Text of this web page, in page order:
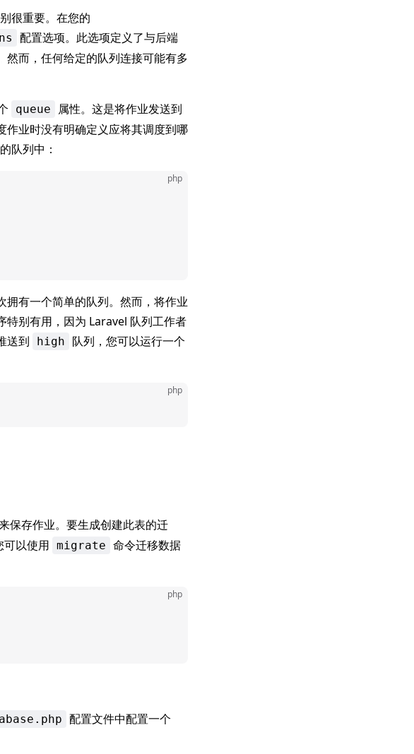
很重要。在您的
配置选项。此选项定义了与后端
而，任何给定的队列连接可能有多
queue
属性。这是将作业发送到
作业时没有明确定义应将其调度到哪
队列中：
php
有一个简单的队列。然而，将作业
特别有用，因为 Laravel 队列工作者
送到
high
队列，您可以运行一个
php
保存作业。要生成创建此表的迁
以使用 migrate 命令迁移数据
php
配置文件中配置一个